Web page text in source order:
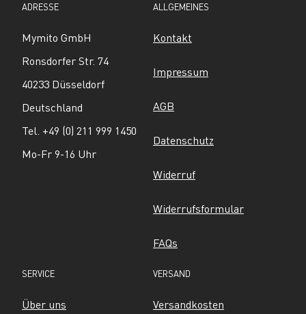
ADRESSE
Mymito GmbH
Ronsdorfer Str. 74
40233 Düsseldorf
Deutschland
Tel. +49 (0) 211 999 1450
Mo-Fr 9-16 Uhr
ALLGEMEINES
Kontakt
Impressum
AGB
Datenschutz
Widerruf
Widerrufsformular
FAQs
SERVICE
Über uns
VERSAND
Versandkosten